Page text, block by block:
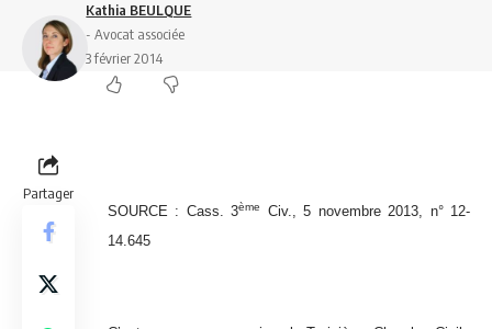
Kathia BEULQUE
- Avocat associée
3 février 2014
Partager
SOURCE : Cass. 3ème
Civ., 5 novembre 2013, n° 12-
14.645